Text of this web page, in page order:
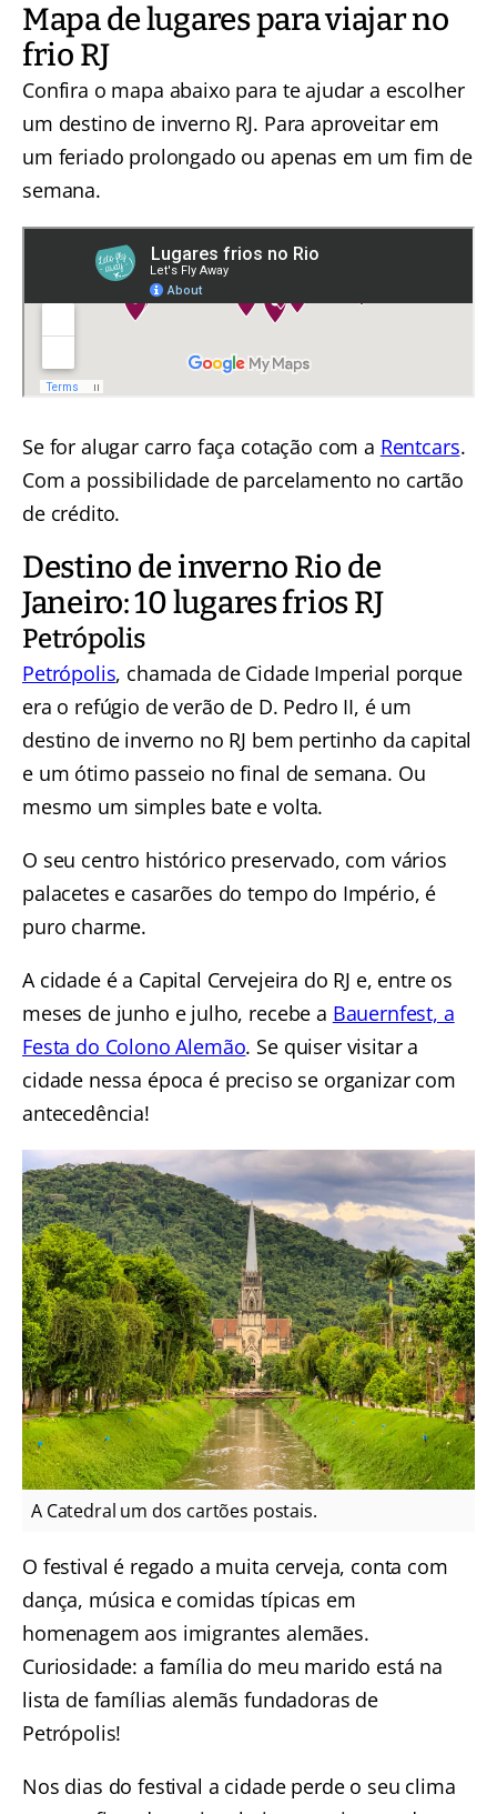
Mapa de lugares para viajar no
frio RJ
Confira o mapa abaixo para te ajudar a escolher
um destino de inverno RJ. Para aproveitar em
um feriado prolongado ou apenas em um fim de
semana.
Se for alugar carro faça cotação com a Rentcars.
Com a possibilidade de parcelamento no cartão
de crédito.
Destino de inverno Rio de
Janeiro: 10 lugares frios RJ
Petrópolis
Petrópolis, chamada de Cidade Imperial porque
era o refúgio de verão de D. Pedro II, é um
destino de inverno no RJ bem pertinho da capital
e um ótimo passeio no final de semana. Ou
mesmo um simples bate e volta.
O seu centro histórico preservado, com vários
palacetes e casarões do tempo do Império, é
puro charme.
A cidade é a Capital Cervejeira do RJ e, entre os
meses de junho e julho, recebe a Bauernfest, a
Festa do Colono Alemão. Se quiser visitar a
cidade nessa época é preciso se organizar com
antecedência!
A Catedral um dos cartões postais.
O festival é regado a muita cerveja, conta com
dança, música e comidas típicas em
homenagem aos imigrantes alemães.
Curiosidade: a família do meu marido está na
lista de famílias alemãs fundadoras de
Petrópolis!
Nos dias do festival a cidade perde o seu clima